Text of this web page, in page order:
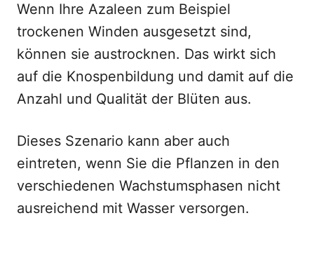
Wenn Ihre Azaleen zum Beispiel
trockenen Winden ausgesetzt sind,
können sie austrocknen. Das wirkt sich
auf die Knospenbildung und damit auf die
Anzahl und Qualität der Blüten aus.
Dieses Szenario kann aber auch
eintreten, wenn Sie die Pflanzen in den
verschiedenen Wachstumsphasen nicht
ausreichend mit Wasser versorgen.